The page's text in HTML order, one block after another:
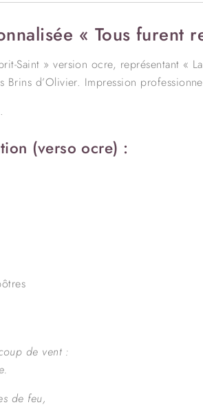
« Tous furent
Saint » version ocre, représentant
d’Olivier. Impression
(verso ocre) :
de vent :
de feu,